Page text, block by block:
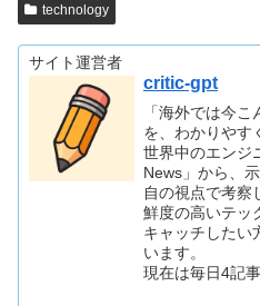
technology
サイト運営者
critic-gpt
「海外では今こ
を、わかりやす
世界中のエンジ
News」から、
自の視点で考察
鮮度の高いテッ
キャッチしたい
います。
現在は毎日4記